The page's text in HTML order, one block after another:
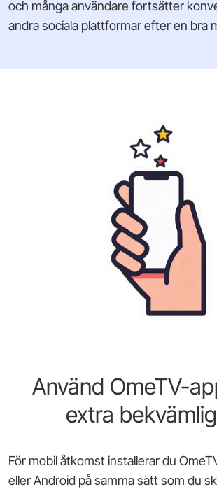
och många användare fortsätter
andra sociala plattformar efter en bra
Använd OmeTV-
extra
För mobil åtkomst installerar du
eller Android på samma sätt som du